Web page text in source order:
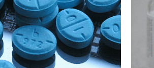
$280.00
varianti.
Le
opzioni
possono
essere